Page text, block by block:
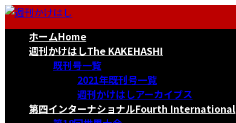
コ
ナ
ホームHome
週刊かけはしThe KAKEHASHI
既刊号一覧
2021年既刊号一覧
週刊かけはしアーカイブス
第四インターナショナルFourth International